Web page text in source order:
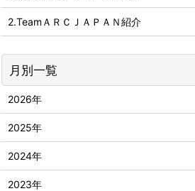
2.TeamＡＲＣＪＡＰＡＮ紹介
月別一覧
2026年
2025年
2024年
2023年